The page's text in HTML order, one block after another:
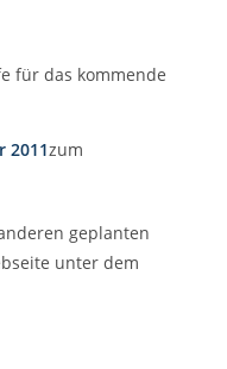
für das kommende
2011zum
geplanten
unter dem